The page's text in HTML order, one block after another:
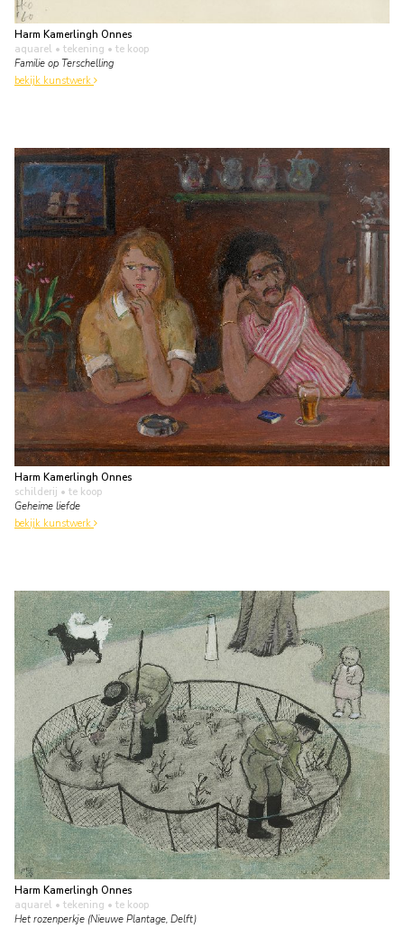
Harm Kamerlingh Onnes
aquarel • tekening • te koop
Familie op Terschelling
bekijk kunstwerk
Harm Kamerlingh Onnes
schilderij • te koop
Geheime liefde
bekijk kunstwerk
Harm Kamerlingh Onnes
aquarel • tekening • te koop
Het rozenperkje (Nieuwe Plantage, Delft)